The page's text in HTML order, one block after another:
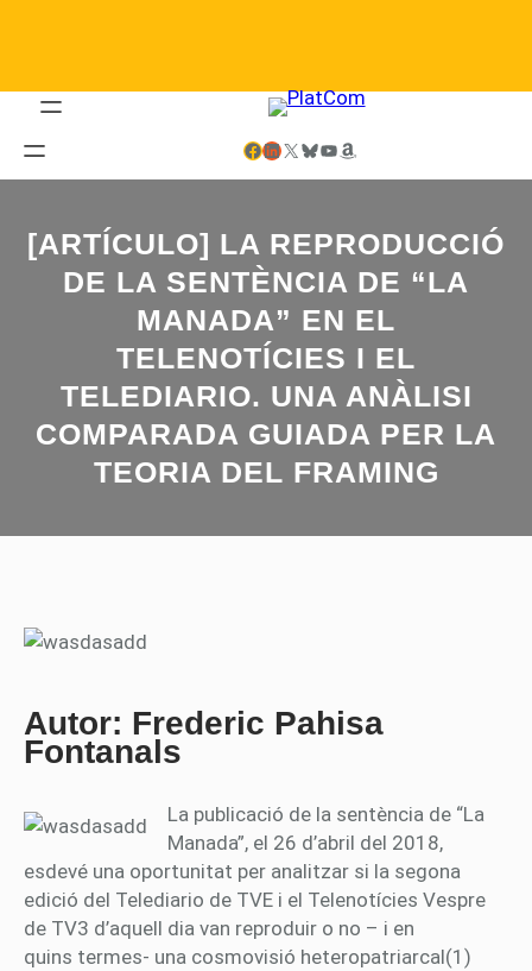
Facebook LinkedIn X Bluesky YouTube Amazon
[ARTÍCULO] LA REPRODUCCIÓ
DE LA SENTÈNCIA DE “LA
MANADA” EN EL
TELENOTÍCIES I EL
TELEDIARIO. UNA ANÀLISI
COMPARADA GUIADA PER LA
TEORIA DEL FRAMING
Autor: Frederic Pahisa
Fontanals
La publicació de la sentència de “La
Manada”, el 26 d’abril del 2018,
esdevé una oportunitat per analitzar si la segona
edició del Telediario de TVE i el Telenotícies Vespre
de TV3 d’aquell dia van reproduir o no – i en
quins termes- una cosmovisió heteropatriarcal(1)